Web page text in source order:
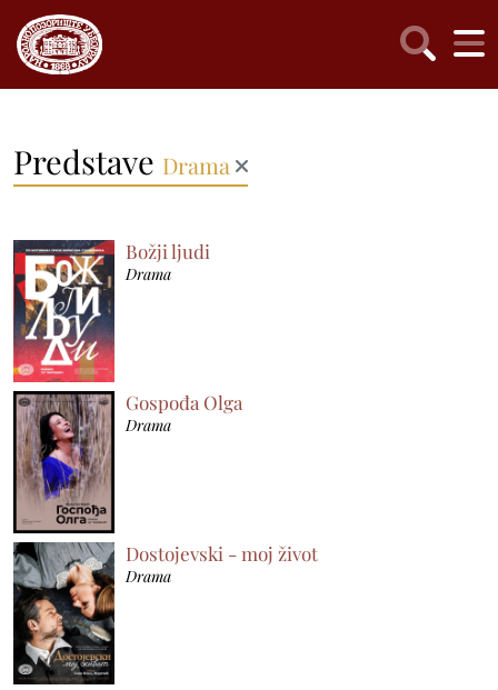
Predstave Drama
Božji ljudi
Drama
Gospođa Olga
Drama
Dostojevski - moj život
Drama